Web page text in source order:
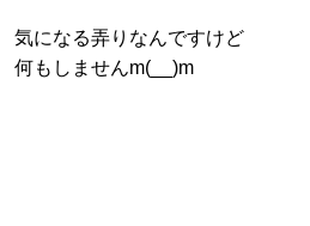
気になる弄りなんですけど
何もしませんm(__)m